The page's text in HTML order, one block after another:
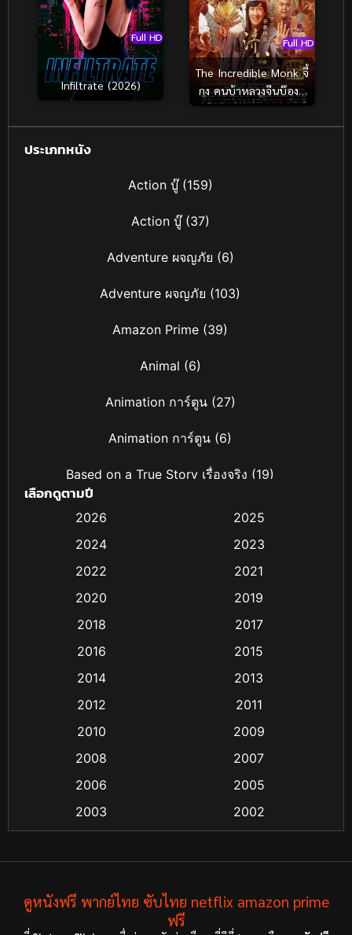
Full HD
Infiltrate (2026)
Full HD
The Incredible Monk จี้
กง คนบ้าหลวงจีนบ๊องส์
ภาค 1 (2018)
ประเภทหนัง
Action บู๊(159)
Action บู๊(37)
Adventure ผจญภัย (6)
Adventure ผจญภัย (103)
Amazon Prime (39)
Animal (6)
Animation การ์ตูน(27)
Animation การ์ตูน (6)
Based on a True Story เรื่องจริง (19)
Biography ชีวิตจริง (16)
Classic หนังคลาสสิก (25)
Coming-of-age ชีวิตวัยรุ่น (13)
Crime อาชญากรรม (48)
Cult Film(4)
Dance เต้น (6)
เลือกดูตามปี
2026
2025
2024
2023
2022
2021
2020
2019
2018
2017
2016
2015
2014
2013
2012
2011
2010
2009
2008
2007
2006
2005
2003
2002
1998
1997
ดูหนังฟรี พากย์ไทย ซับไทย netflix amazon prime
ฟรี